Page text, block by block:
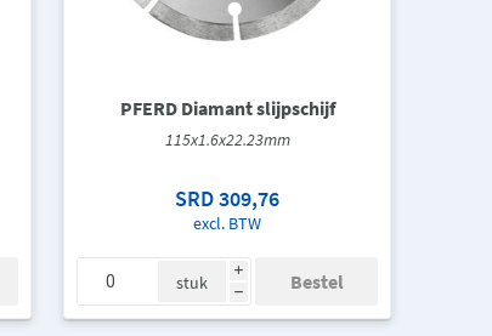
PFERD Diamant slijpschijf
115x1.6x22.23mm
SRD 309,76
excl. BTW
i
h
stuk